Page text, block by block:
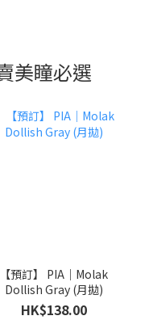
美瞳必選
【預訂】 PIA｜Molak
Dollish Gray (月拋)
HK$138.00